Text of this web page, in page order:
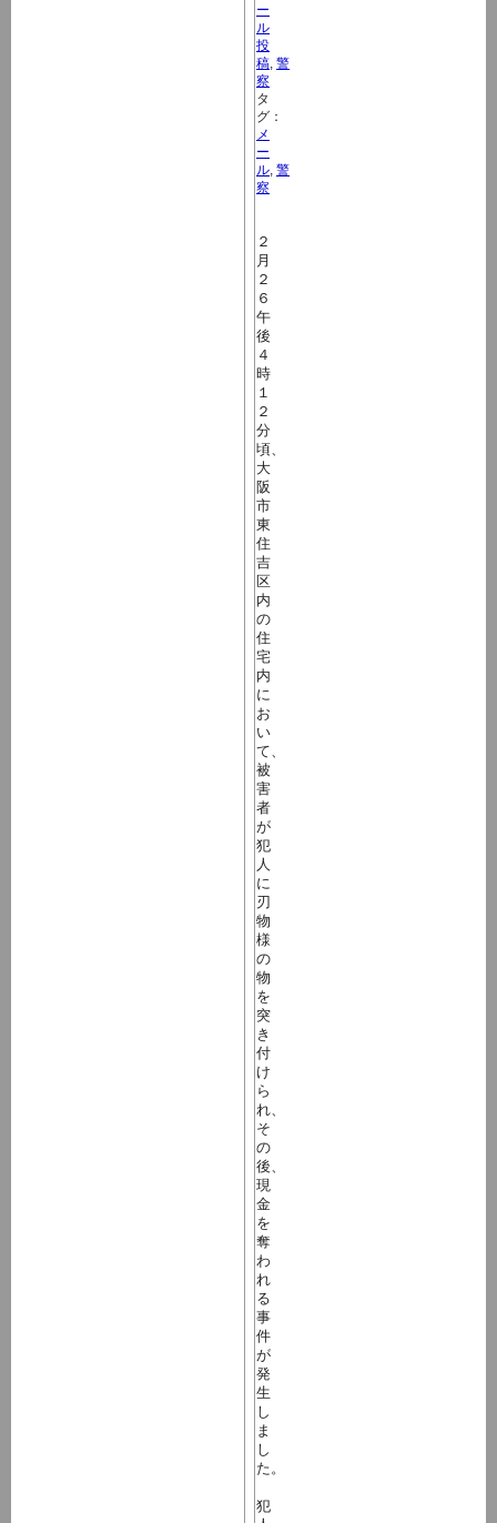
ー
ル
投
稿 警
察
タ
グ：
メ
ー
ル 警
察
２
月
２
６
午
後
４
時
１
２
分
頃、
大
阪
市
東
住
吉
区
内
の
住
宅
内
に
お
い
て、
被
害
者
が
犯
人
に
刃
物
様
の
物
を
突
き
付
け
ら
れ、
そ
の
後、
現
金
を
奪
わ
れ
る
事
件
が
発
生
し
ま
し
た。
犯